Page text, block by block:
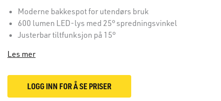
Moderne bakkespot for utendørs bruk
600 lumen LED-lys med 25° spredningsvinkel
Justerbar tiltfunksjon på 15°
Les mer
LOGG INN FOR Å SE PRISER